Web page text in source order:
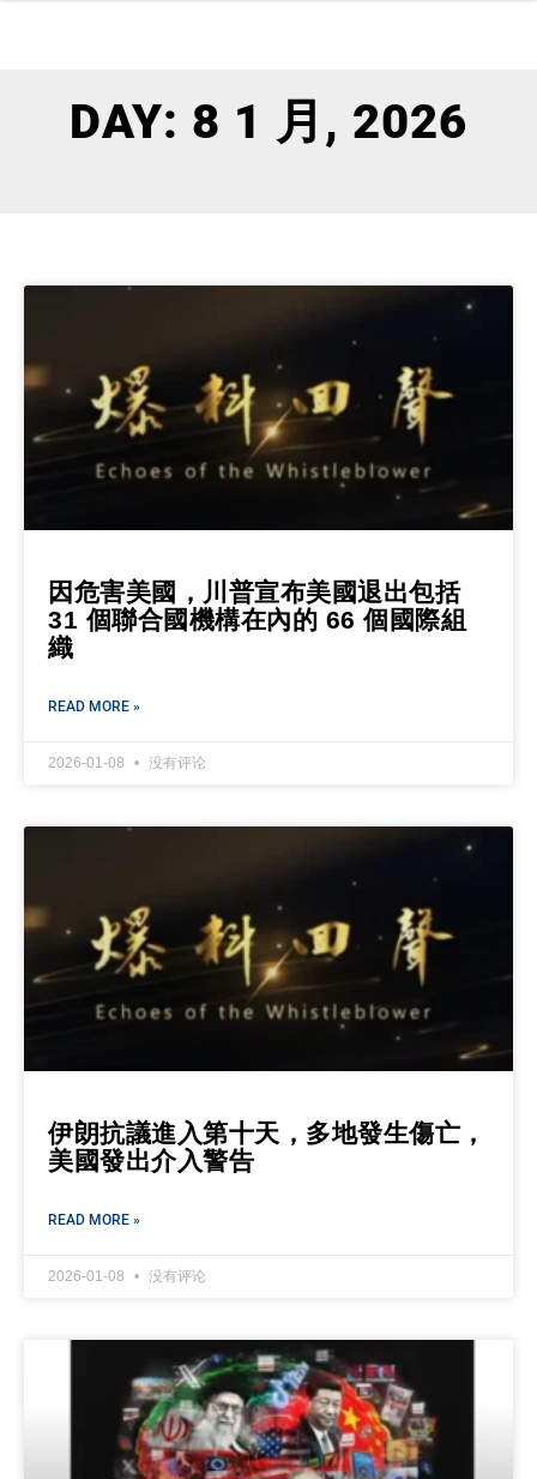
DAY: 8 1 月, 2026
因危害美國，川普宣布美國退出包括
31 個聯合國機構在內的 66 個國際組
織
READ MORE »
2026-01-08 没有评论
伊朗抗議進入第十天，多地發生傷亡，
美國發出介入警告
READ MORE »
2026-01-08 没有评论